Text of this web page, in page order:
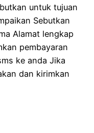
untuk tujuan
Sebutkan
Alamat lengkap
pembayaran
ke anda Jika
dan kirimkan